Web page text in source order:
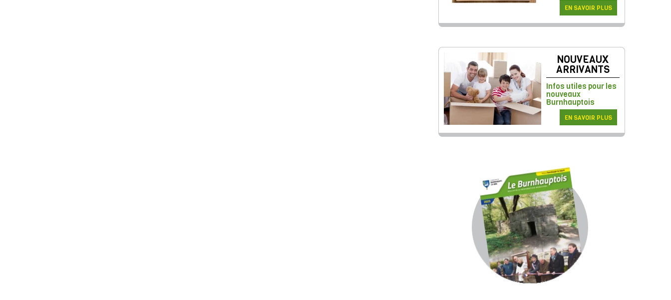
EN SAVOIR PLUS
NOUVEAUX
ARRIVANTS
Infos utiles pour les
nouveaux
Burnhauptois
EN SAVOIR PLUS